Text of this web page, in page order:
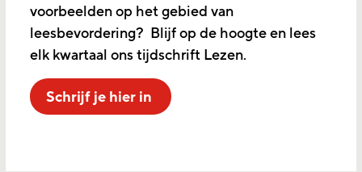
voorbeelden op het gebied van
leesbevordering? Blijf op de hoogte en lees
elk kwartaal ons tijdschrift Lezen.
Schrijf je hier in